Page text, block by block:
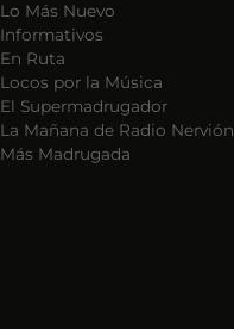
Lo Más Nuevo
Informativos
En Ruta
Locos por la Música
El Supermadrugador
La Mañana de Radio Nervión
Más Madrugada